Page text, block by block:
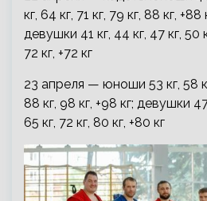
кг, 64 кг, 71 кг, 79 кг, 88 кг,
девушки 41 кг, 44 кг, 47 кг, 50
72 кг, +72 кг
23 апреля — юноши 53 кг, 58
88 кг, 98 кг, +98 кг; девушки 47
65 кг, 72 кг, 80 кг, +80 кг